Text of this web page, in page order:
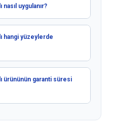
nasıl uygulanır?
hangi yüzeylerde
ürününün garanti süresi